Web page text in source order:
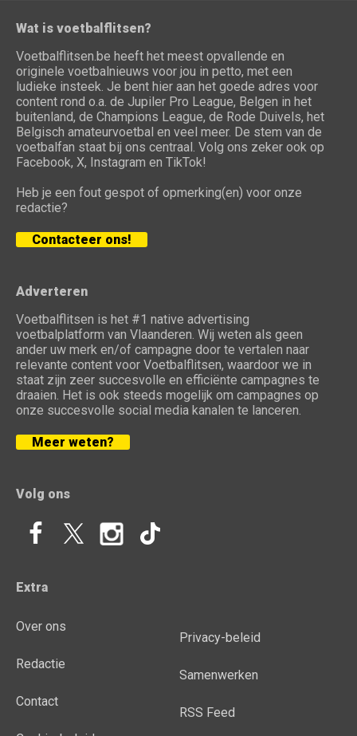
Wat is voetbalflitsen?
Voetbalflitsen.be heeft het meest opvallende en
originele voetbalnieuws voor jou in petto, met een
ludieke insteek. Je bent hier aan het goede adres voor
content rond o.a. de Jupiler Pro League, Belgen in het
buitenland, de Champions League, de Rode Duivels, het
Belgisch amateurvoetbal en veel meer. De stem van de
voetbalfan staat bij ons centraal. Volg ons zeker ook op
Facebook, X, Instagram en TikTok!
Heb je een fout gespot of opmerking(en) voor onze
redactie?
Contacteer ons!
Adverteren
Voetbalflitsen is het #1 native advertising
voetbalplatform van Vlaanderen. Wij weten als geen
ander uw merk en/of campagne door te vertalen naar
relevante content voor Voetbalflitsen, waardoor we in
staat zijn zeer succesvolle en efficiënte campagnes te
draaien. Het is ook steeds mogelijk om campagnes op
onze succesvolle social media kanalen te lanceren.
Meer weten?
Volg ons
Extra
Over ons
Redactie
Contact
Privacy-beleid
Samenwerken
RSS Feed